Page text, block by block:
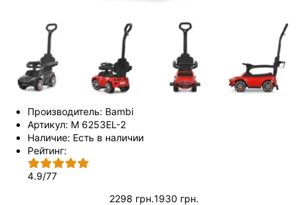
Производитель: Bambi
Артикул: M 6253EL-2
Наличие: Есть в наличии
Рейтинг:
4.9/77
2298 грн.1930 грн.